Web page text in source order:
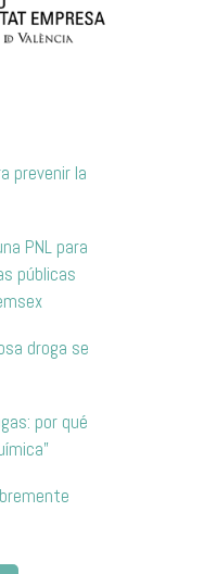
prevenir la
PNL para
públicas
droga se
por qué